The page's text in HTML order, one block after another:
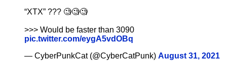
“XTX” ??? 🧐🧐🧐
>>> Would be faster than 3090
pic.twitter.com/eygA5vdOBq
— CyberPunkCat (@CyberCatPunk) August 31, 2021